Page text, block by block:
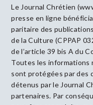
Le Journal Chrétien
presse en ligne
paritaire des
de la Culture (CPPAP
de l’article 39 bis A du
Toutes les informations
sont protégées par des
détenus par le Journal
partenaires. Par